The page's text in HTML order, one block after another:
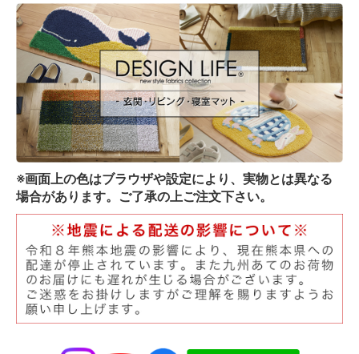
※画面上の色はブラウザや設定により、実物とは異なる
場合があります。ご了承の上ご注文下さい。